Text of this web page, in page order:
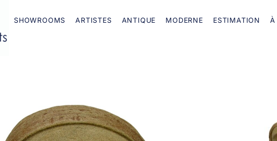
SHOWROOMS ARTISTES ANTIQUE MODERNE ESTIMATION À